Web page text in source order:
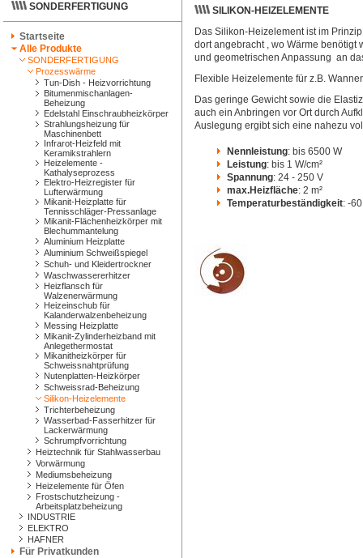
SONDERFERTIGUNG
Startseite
Alle Produkte
SONDERFERTIGUNG
Prozesswärme
Tun-Dish - Heizvorrichtung
Bitumenmischanlagen-
Beheizung
Edelstahl Einschraubheizkörper
Strahlungsheizung für
Maschinenbett
Infrarot-Heizfeld mit
Keramikstrahlern
Heizelemente -
Kathalyseprozess
Elektro-Heizregister für
Lufterwärmung
Mikanit-Heizplatte für
Tennisschläger-Pressanlage
Mikanit-Flächenheizkörper mit
Blechummantelung
Aluminium Heizplatte
Aluminium Schweißspiegel
Schuh- und Kleidertrockner
Waschwassererhitzer
Heizflansch für
Walzenerwärmung
Heizeinschub für
Kalanderwalzenbeheizung
Messing Heizplatte
Mikanit-Zylinderheizband mit
Anlegethermostat
Mikanitheizkörper für
Schweissnahtprüfung
Nutenplatten-Heizkörper
Schweissrad-Beheizung
Silikon-Heizelemente
Trichterbeheizung
Wasserbad-Fasserhitzer für
Lackerwärmung
Schrumpfvorrichtung
Heiztechnik für Stahlwasserbau
Vorwärmung
Mediumsbeheizung
Heizelemente für Öfen
Frostschutzheizung -
Arbeitsplatzbeheizung
INDUSTRIE
ELEKTRO
HAFNER
Für Privatkunden
SILIKON-HEIZELEMENTE
Das Silikon-Heizelement ist im
dort angebracht , wo Wärme benötigt
und geometrischen Anpassung an
Flexible Heizelemente für z.B.
Das geringe Gewicht sowie die
auch ein Anbringen vor Ort durch
Auslegung ergibt sich eine nahezu
Nennleistung: bis 6500 W
Leistung: bis 1 W/cm²
Spannung: 24 - 250 V
max.Heizfläche: 2 m²
Temperaturbeständigkeit: -